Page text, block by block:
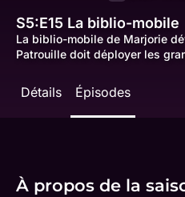
S5:E15 La biblio-mobile
La biblio-mobile de Marjorie
Patrouille doit déployer les
Détails Épisodes
À propos de la